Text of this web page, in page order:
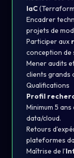
IaC
Encadrer
projets de
Participer aux
conception de
Mener audits
clients grands
Qualifications
Profil
Minimum 5
data/cloud.
Retours
plateformes
Maîtrise de l’